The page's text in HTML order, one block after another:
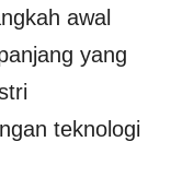
awal
yang
teknologi